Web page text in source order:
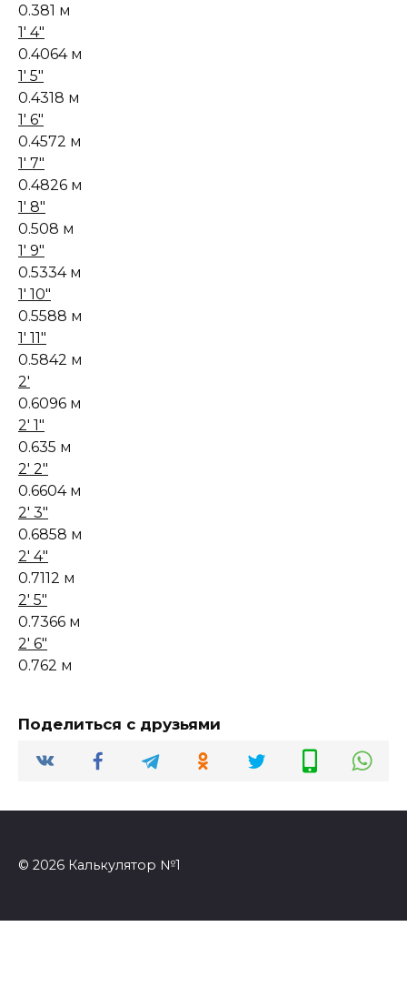
0.381 м
1' 4"
0.4064 м
1' 5"
0.4318 м
1' 6"
0.4572 м
1' 7"
0.4826 м
1' 8"
0.508 м
1' 9"
0.5334 м
1' 10"
0.5588 м
1' 11"
0.5842 м
2'
0.6096 м
2' 1"
0.635 м
2' 2"
0.6604 м
2' 3"
0.6858 м
2' 4"
0.7112 м
2' 5"
0.7366 м
2' 6"
0.762 м
Поделиться с друзьями
© 2026 Калькулятор №1